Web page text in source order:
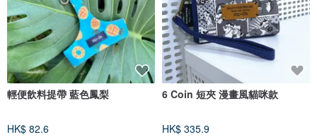
輕便飲料提帶 藍色鳳梨
HK$ 82.6
6 Coin 短夾 漫畫風貓咪款
HK$ 335.9